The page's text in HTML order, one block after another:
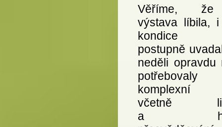
Věříme,
výstava líbila,
kondice
postupně
neděli opravdu
potřebovaly
komplexní
včetně
a